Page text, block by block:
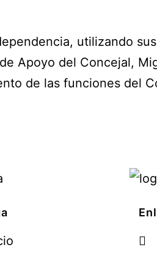
utilizando
Apoyo del Concejal,
de las funciones del